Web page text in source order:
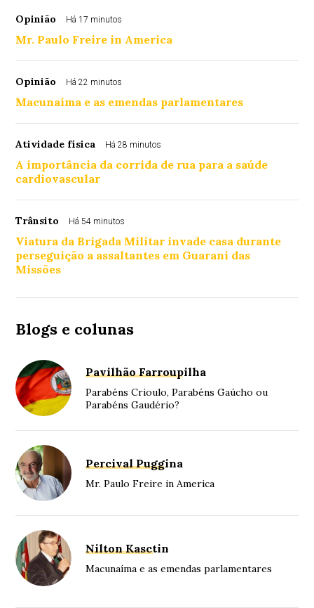
Opinião Há 17 minutos
Mr. Paulo Freire in America
Opinião Há 22 minutos
Macunaíma e as emendas parlamentares
Atividade física Há 28 minutos
A importância da corrida de rua para a saúde
cardiovascular
Trânsito Há 54 minutos
Viatura da Brigada Militar invade casa durante
perseguição a assaltantes em Guarani das
Missões
Blogs e colunas
Pavilhão Farroupilha
Parabéns Crioulo, Parabéns Gaúcho ou
Parabéns Gaudério?
Percival Puggina
Mr. Paulo Freire in America
Nilton Kasctin
Macunaíma e as emendas parlamentares